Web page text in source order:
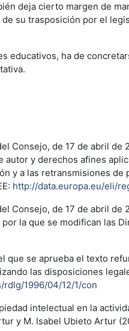
deja cierto margen de
su trasposición por el
ha de
Consejo, de 17 de abril de
y derechos afines
y a las retransmisiones de
http://data.europa.eu/eli/
Consejo, de 17 de abril de
la que se modifican las
que se aprueba el texto
las disposiciones
1996/04/12/1/con
intelectual en la
y M. Isabel Ubieto Artur